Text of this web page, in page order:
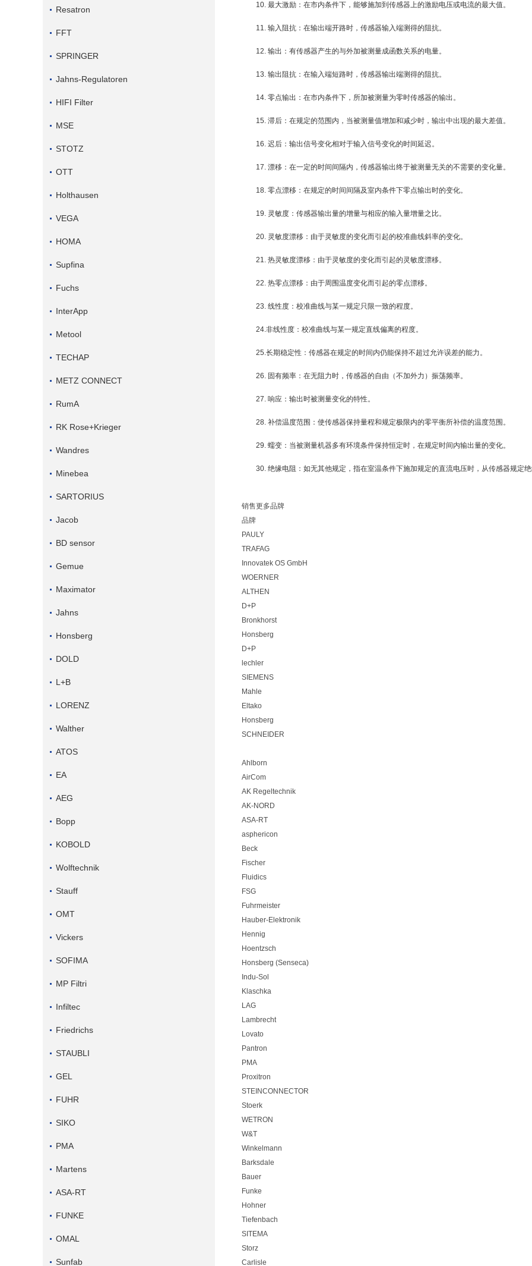
Resatron
FFT
SPRINGER
Jahns-Regulatoren
HIFI Filter
MSE
STOTZ
OTT
Holthausen
VEGA
HOMA
Supfina
Fuchs
InterApp
Metool
TECHAP
METZ CONNECT
RumA
RK Rose+Krieger
Wandres
Minebea
SARTORIUS
Jacob
BD sensor
Gemue
Maximator
Jahns
Honsberg
DOLD
L+B
LORENZ
Walther
ATOS
EA
AEG
Bopp
KOBOLD
Wolftechnik
Stauff
OMT
Vickers
SOFIMA
MP Filtri
Infiltec
Friedrichs
STAUBLI
GEL
FUHR
SIKO
PMA
Martens
ASA-RT
FUNKE
OMAL
Sunfab
10. 最大激励：在市内条件下，能够施加到传感器上的激励电压或电流的最大值。
11. 输入阻抗：在输出端开路时，传感器输入端测得的阻抗。
12. 输出：有传感器产生的与外加被测量成函数关系的电量。
13. 输出阻抗：在输入端短路时，传感器输出端测得的阻抗。
14. 零点输出：在市内条件下，所加被测量为零时传感器的输出。
15. 滞后：在规定的范围内，当被测量值增加和减少时，输出中出现的最大差值。
16. 迟后：输出信号变化相对于输入信号变化的时间延迟。
17. 漂移：在一定的时间间隔内，传感器输出终于被测量无关的不需要的变化量。
18. 零点漂移：在规定的时间间隔及室内条件下零点输出时的变化。
19. 灵敏度：传感器输出量的增量与相应的输入量增量之比。
20. 灵敏度漂移：由于灵敏度的变化而引起的校准曲线斜率的变化。
21. 热灵敏度漂移：由于灵敏度的变化而引起的灵敏度漂移。
22. 热零点漂移：由于周围温度变化而引起的零点漂移。
23. 线性度：校准曲线与某一规定只限一致的程度。
24.非线性度：校准曲线与某一规定直线偏离的程度。
25.长期稳定性：传感器在规定的时间内仍能保持不超过允许误差的能力。
26. 固有频率：在无阻力时，传感器的自由（不加外力）振荡频率。
27. 响应：输出时被测量变化的特性。
28. 补偿温度范围：使传感器保持量程和规定极限内的零平衡所补偿的温度范围。
29. 蠕变：当被测量机器多有环境条件保持恒定时，在规定时间内输出量的变化。
30. 绝缘电阻：如无其他规定，指在室温条件下施加规定的直流电压时，从传感器规定绝
销售更多品牌
品牌
PAULY
TRAFAG
Innovatek OS GmbH
WOERNER
ALTHEN
D+P
Bronkhorst
Honsberg
D+P
lechler
SIEMENS
Mahle
Eltako
Honsberg
SCHNEIDER
Ahlborn
AirCom
AK Regeltechnik
AK-NORD
ASA-RT
asphericon
Beck
Fischer
Fluidics
FSG
Fuhrmeister
Hauber-Elektronik
Hennig
Hoentzsch
Honsberg (Senseca)
Indu-Sol
Klaschka
LAG
Lambrecht
Lovato
Pantron
PMA
Proxitron
STEINCONNECTOR
Stoerk
WETRON
W&T
Winkelmann
Barksdale
Bauer
Funke
Hohner
Tiefenbach
SITEMA
Storz
Carlisle